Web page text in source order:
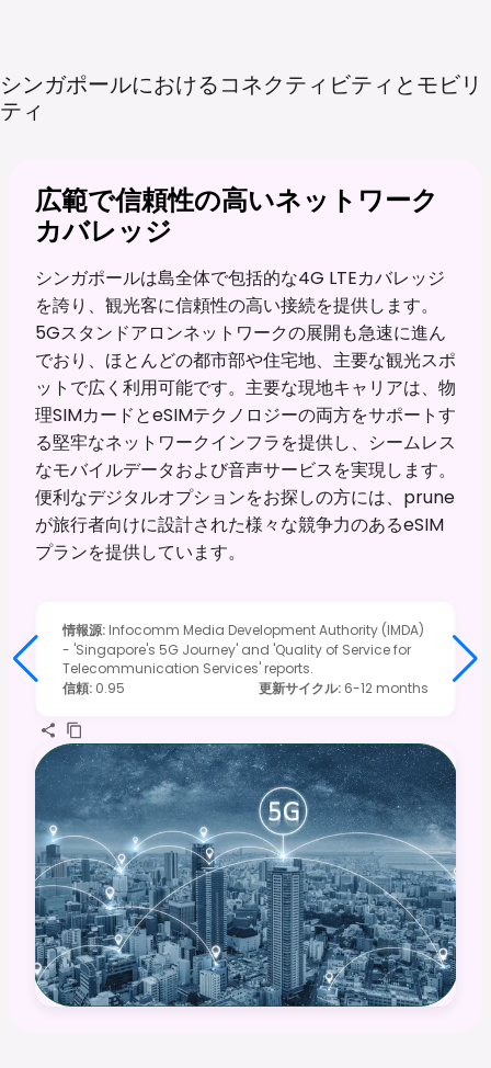
シンガポールにおけるコネクティビティとモビリ
ティ
広範で信頼性の高いネットワーク
カバレッジ
シンガポールは島全体で包括的な4G LTEカバレッジ
を誇り、観光客に信頼性の高い接続を提供します。
5Gスタンドアロンネットワークの展開も急速に進ん
でおり、ほとんどの都市部や住宅地、主要な観光スポ
ットで広く利用可能です。主要な現地キャリアは、物
理SIMカードとeSIMテクノロジーの両方をサポートす
る堅牢なネットワークインフラを提供し、シームレス
なモバイルデータおよび音声サービスを実現します。
便利なデジタルオプションをお探しの方には、prune
が旅行者向けに設計された様々な競争力のあるeSIM
プランを提供しています。
情報源: Infocomm Media Development Authority (IMDA)
- 'Singapore's 5G Journey' and 'Quality of Service for
Telecommunication Services' reports.
信頼: 0.95 更新サイクル: 6-12 months